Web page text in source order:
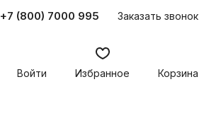
+7 (800) 7000 995 Заказать звонок
Войти Избранное Корзина